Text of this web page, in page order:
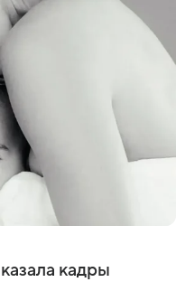
кадры